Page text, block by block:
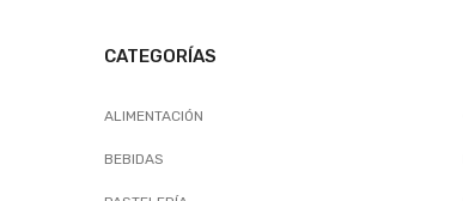
CATEGORÍAS
ALIMENTACIÓN
BEBIDAS